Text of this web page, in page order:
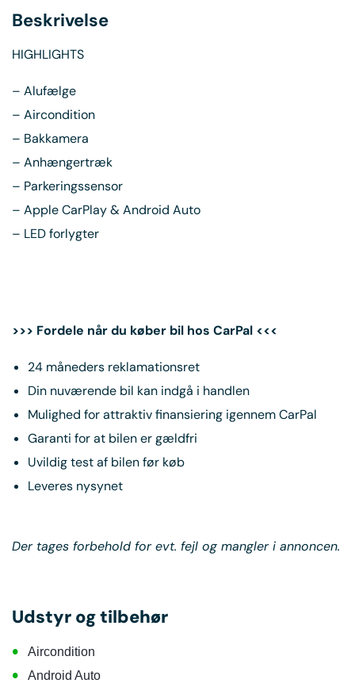
Beskrivelse
HIGHLIGHTS
– Alufælge
– Aircondition
– Bakkamera
– Anhængertræk
– Parkeringssensor
– Apple CarPlay & Android Auto
– LED forlygter
>>> Fordele når du køber bil hos CarPal <<<
24 måneders reklamationsret
Din nuværende bil kan indgå i handlen
Mulighed for attraktiv finansiering igennem CarPal
Garanti for at bilen er gældfri
Uvildig test af bilen før køb
Leveres nysynet
Der tages forbehold for evt. fejl og mangler i annoncen.
Udstyr og tilbehør
• Aircondition
• Android Auto